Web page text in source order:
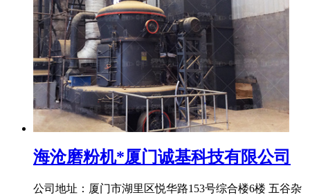
海沧磨粉机*厦门诚基科技有限公司
公司地址：厦门市湖里区悦华路153号综合楼6楼 五谷杂